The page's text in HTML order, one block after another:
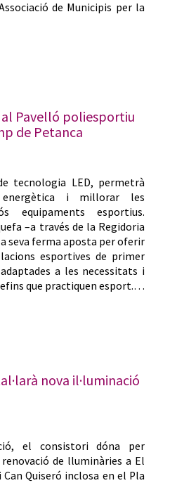
de Municipis per la
al Pavelló poliesportiu
de Petanca
tecnologia LED, permetrà
i millorar les
equipaments esportius.
–a través de la Regidoria
seva ferma aposta per oferir
esportives de primer
a les necessitats i
que practiquen esport.…
nova il·luminació
el consistori dóna per
de lluminàries a El
Quiseró inclosa en el Pla